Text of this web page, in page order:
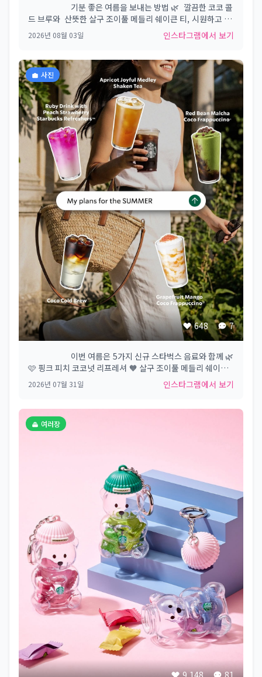
⠀⠀⠀⠀⠀⠀⠀ 기분 좋은 여름을 보내는 방법 🌿​ ​ 깔끔한 코코 콜
드 브루와 ​ 산뜻한 살구 조이풀 메들리 쉐이큰 티,​ 시원하고 상
큼하게 즐길 수 있는 과일 젤리 치즈 케이크까지 ​ ​
#Starbucks #Starbuckskorea #스타벅스​
2026년 08월 03일 인스타그램에서 보기
사진
648 7
⠀⠀⠀⠀⠀⠀⠀ 이번 여름은​ 5가지 신규 스타벅스 음료와 함께 🌿​
🩷 핑크 피치 코코넛 리프레셔​ 🧡 살구 조이풀 메들리 쉐이큰
티​ 💚 레드빈 말차 코코 프라푸치노​ 🤎 코코 콜드 브루​ 💛 자몽
망고 코코 프라푸치노​ #Starbucks #Starbuckskorea #스
2026년 07월 31일 인스타그램에서 보기
여러장
9,148 81